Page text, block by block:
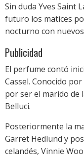
Sin duda Yves Saint
futuro los matices
nocturno con
Publicidad
El perfume contó
Cassel. Conocido
por ser el marido de
Belluci.
Posteriormente la
Garret Hedlund y
celandés, Vinnie